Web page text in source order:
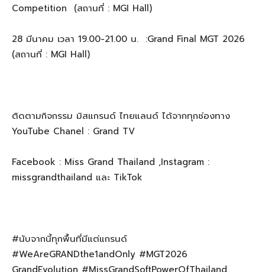
Competition (สถานที่ : MGI Hall)
28 มีนาคม เวลา 19.00-21.00 น. :Grand Final MGT 2026
(สถานที่ : MGI Hall)
ติดตามกิจกรรม มิสแกรนด์ ไทยแลนด์ ได้จากทุกช่องทาง
YouTube Chanel : Grand TV
Facebook : Miss Grand Thailand ,Instagram :
missgrandthailand และ TikTok
#นับจากนี้ทุกพื้นที่มีแต่แกรนด์
#WeAreGRANDthe1andOnly #MGT2026